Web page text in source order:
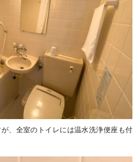
、全室のトイレには温水洗浄便座も付